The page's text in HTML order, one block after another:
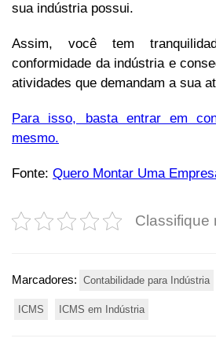
sua indústria possui.
Assim, você tem
conformidade da indústria e
atividades que demandam a sua
Para isso, basta entrar em
mesmo.
Fonte: Quero Montar Uma
Classifique
Marcadores: Contabilidade para Indústria
ICMS ICMS em Indústria